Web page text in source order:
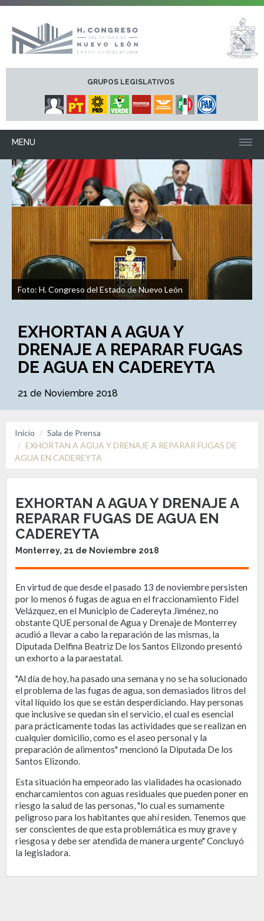
GRUPOS LEGISLATIVOS
MENU
Foto: H. Congreso del Estado de Nuevo León
EXHORTAN A AGUA Y
DRENAJE A REPARAR FUGAS
DE AGUA EN CADEREYTA
21 de Noviembre 2018
Inicio
Sala de Prensa
EXHORTAN A AGUA Y DRENAJE A REPARAR FUGAS DE
AGUA EN CADEREYTA
EXHORTAN A AGUA Y DRENAJE A
REPARAR FUGAS DE AGUA EN
CADEREYTA
Monterrey, 21 de Noviembre 2018
En virtud de que desde el pasado 13 de noviembre persisten
por lo menos 6 fugas de agua en el fraccionamiento Fidel
Velázquez, en el Municipio de Cadereyta Jiménez, no
obstante QUE personal de Agua y Drenaje de Monterrey
acudió a llevar a cabo la reparación de las mismas, la
Diputada Delfina Beatriz De los Santos Elizondo presentó
un exhorto a la paraestatal.
"Al día de hoy, ha pasado una semana y no se ha solucionado
el problema de las fugas de agua, son demasiados litros del
vital líquido los que se están desperdiciando. Hay personas
que inclusive se quedan sin el servicio, el cual es esencial
para prácticamente todas las actividades que se realizan en
cualquier domicilio, como es el aseo personal y la
preparación de alimentos" mencionó la Diputada De los
Santos Elizondo.
Esta situación ha empeorado las vialidades ha ocasionado
encharcamientos con aguas residuales que pueden poner en
riesgo la salud de las personas, "lo cual es sumamente
peligroso para los habitantes que ahí residen. Tenemos que
ser conscientes de que esta problemática es muy grave y
riesgosa y debe ser atendida de manera urgente" Concluyó
la legisladora.